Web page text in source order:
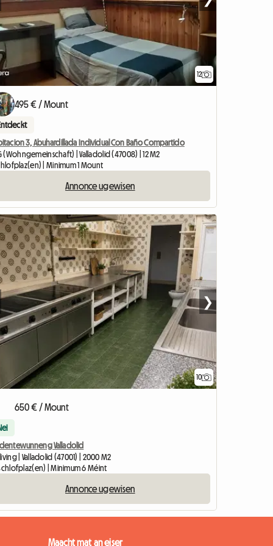
12
495 € / Mount
3, Abuhardillada Individual Con Baño Compartido
(Wohngemeinschaft) | Valladolid (47008) | 12 M2
| Minimum 1 Mount
Annonce ugewisen
10
❯
650 € / Mount
Valladolid
| Valladolid (47001) | 2000 M2
| Minimum 6 Méint
Annonce ugewisen
Maacht mat an eiser